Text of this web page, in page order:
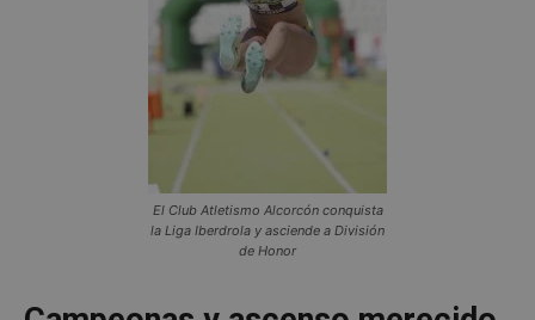
El Club Atletismo Alcorcón conquista
la Liga Iberdrola y asciende a División
de Honor